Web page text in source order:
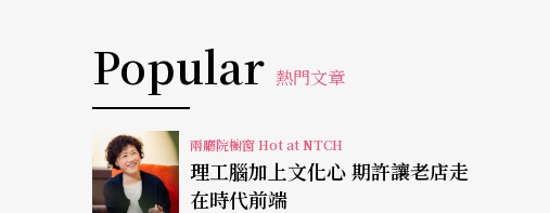
Popular 熱門文章
兩廳院櫥窗 Hot at NTCH
理工腦加上文化心 期許讓老店走
在時代前端